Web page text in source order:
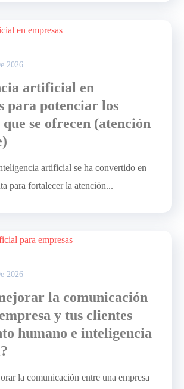
2026
artificial en
para potenciar los
se ofrecen (atención
artificial se ha convertido en
para fortalecer la atención...
2026
la comunicación
y tus clientes
humano e inteligencia
la comunicación entre una empresa